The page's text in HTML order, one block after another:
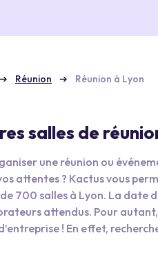
Réunion Réunion à Lyon
salles de
une réunion ou
attentes ? Kactus vous
700 salles à Lyon. La date
attendus. Pour
! En effet,
ne compte plus le nombre
bon contact. Désormais,